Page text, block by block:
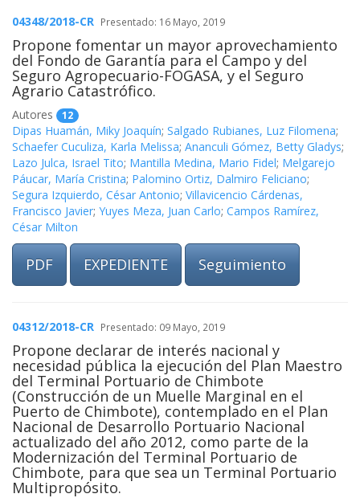
04348/2018-CR Presentado: 16 Mayo, 2019
Propone fomentar un mayor aprovechamiento
del Fondo de Garantía para el Campo y del
Seguro Agropecuario-FOGASA, y el Seguro
Agrario Catastrófico.
Autores 12
Dipas Huamán, Miky Joaquín; Salgado Rubianes, Luz Filomena;
Schaefer Cuculiza, Karla Melissa; Ananculi Gómez, Betty Gladys;
Lazo Julca, Israel Tito; Mantilla Medina, Mario Fidel; Melgarejo
Páucar, María Cristina; Palomino Ortiz, Dalmiro Feliciano;
Segura Izquierdo, César Antonio; Villavicencio Cárdenas,
Francisco Javier; Yuyes Meza, Juan Carlo; Campos Ramírez,
César Milton
PDF EXPEDIENTE Seguimiento
04312/2018-CR Presentado: 09 Mayo, 2019
Propone declarar de interés nacional y
necesidad pública la ejecución del Plan Maestro
del Terminal Portuario de Chimbote
(Construcción de un Muelle Marginal en el
Puerto de Chimbote), contemplado en el Plan
Nacional de Desarrollo Portuario Nacional
actualizado del año 2012, como parte de la
Modernización del Terminal Portuario de
Chimbote, para que sea un Terminal Portuario
Multipropósito.